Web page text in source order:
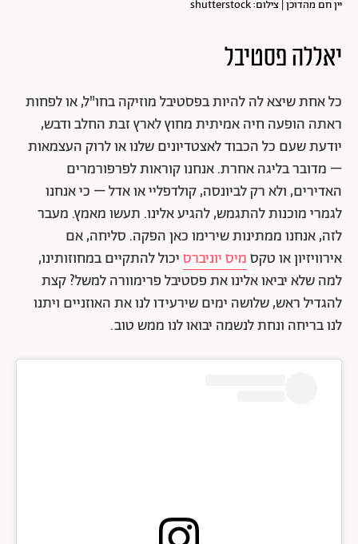
יין חם מהדוכן | צילום: shutterstock
יאללה פסטיבל
כל אחת שיצא לה להיות בפסטיבל מוזיקה בחו"ל, או לפחות
ראתה הופעה חיה אמיתית מחוץ לארץ זבת החלב ודבש,
יודעת שעם כל הכבוד לאצטדיונים שלנו או לרוק העצמאות
– מדובר בליגה אחרת. אנחנו קוראות לפרפורמרים
האדירים, ולא רק לביונסה, קולדפליי או אדל – כי אנחנו
לגמרי מוכנות להתגמש, להגיע אלינו. תעשו מאמץ. מעבר
לזה, אנחנו ממתינות שירימו כאן הפקה. סליחה, אם
אירוויזיון או טקסמיס יוניברסיכול להתקיים במחוזותינו,
למה שלא יביאו אלינו את פסטיבל פרימוורה למשל? קצת
להגדיל ראש, שלושה ימים שירעידו לנו את האוזניים ויתנו
לנו בריחה ונחת לנשמה יבואו לנו ממש טוב.